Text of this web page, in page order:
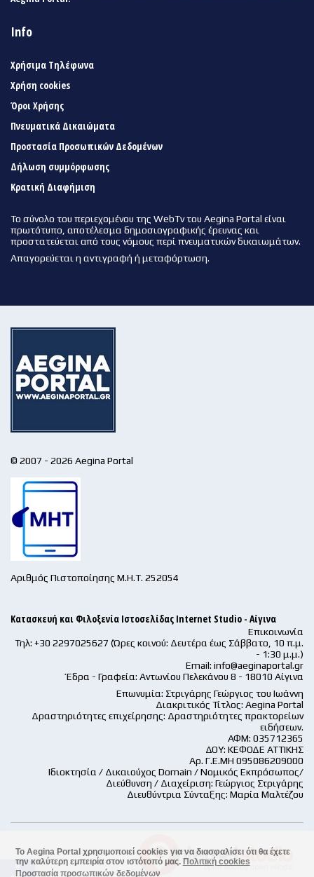
Το Aegina Portal χρησιμοποιεί cookies για να διασφαλίσει ότι θα έχετε
την καλύτερη εμπειρία στον ιστότοπό μας. Πολιτική cookies
Προστασία προσωπικών δεδομένων
Info
Χρήσιμα Τηλέφωνα
Χρήση cookies
Όροι Χρήσης
Πνευματικά Δικαιώματα
Προστασία Προσωπικών Δεδομένων
Δήλωση συμμόρφωσης
Κρατική Διαφήμιση
Το σύνολο του περιεχομένου της WebTv του Aegina Portal είναι
πρωτότυπο, αποτέλεσμα δημοσιογραφικής έρευνας και
προστατεύεται από τους νόμους περί πνευματικών δικαιωμάτων.
Απαγορεύεται η αντιγραφή ή μεταφόρτωση.
© 2007 - 2026 Aegina Portal
Αριθμός Πιστοποίησης Μ.Η.Τ. 252054
Κατασκευή και Φιλοξενία Ιστοσελίδας Internet Studio - Αίγινα
Επικοινωνία
Τηλ: +30 2297025627 (Ώρες κοινού: Δευτέρα έως Σάββατο, 10 π.μ.
- 1:30 μ.μ.)
Email: info@aeginaportal.gr
Έδρα - Γραφεία: Αντωνίου Πελεκάνου 8 - 18010 Αίγινα
Επωνυμία: Στριγάρης Γεώργιος του Ιωάννη
Διακριτικός Τίτλος: Aegina Portal
Δραστηριότητες επιχείρησης: Δραστηριότητες πρακτορείων
ειδήσεων.
ΑΦΜ: 035712365
ΔΟΥ: ΚΕΦΟΔΕ ΑΤΤΙΚΗΣ
Αρ. Γ.Ε.ΜΗ 095086209000
Ιδιοκτησία / Δικαιούχος Domain / Νομικός Εκπρόσωπος/
Διεύθυνση / Διαχείριση: Γεώργιος Στριγάρης
Διευθύντρια Σύνταξης: Μαρία Μαλτέζου